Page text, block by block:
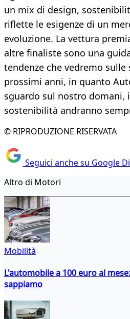
un mix di design,
riflette le esigenze di un
evoluzione. La vettura
altre finaliste sono una
tendenze che vedremo sulle
prossimi anni, in quanto
sguardo sul nostro domani,
sostenibilità andranno
© RIPRODUZIONE RISERVATA
Seguici anche su Google
Altro di Motori
Mobilità
L'automobile a 100 euro al
sappiamo